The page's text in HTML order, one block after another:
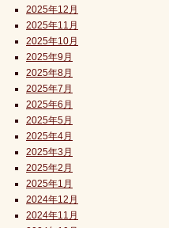
2025年12月
2025年11月
2025年10月
2025年9月
2025年8月
2025年7月
2025年6月
2025年5月
2025年4月
2025年3月
2025年2月
2025年1月
2024年12月
2024年11月